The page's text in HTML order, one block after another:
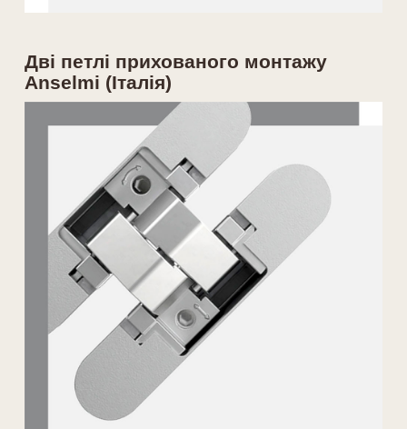
Дві петлі прихованого монтажу
Anselmi (Італія)